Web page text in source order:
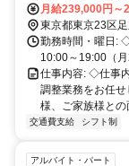
月給239,000円～
東京都東京23区
勤務時間・曜日:
10:00～19:00（月
仕事内容: ◇仕事
調整業務をお任
様、ご家族様との
交通費支給 シフト制
アルバイト・パート